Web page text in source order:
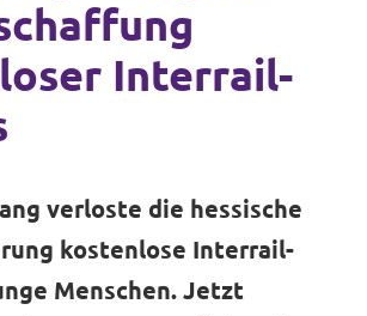
Bundesland
Merchandise Shop
Interrail-
verloste die hessische
kostenlose Interrail-
Menschen. Jetzt